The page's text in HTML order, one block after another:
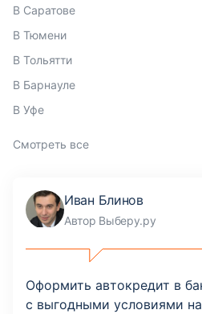
В Саратове
В Тюмени
В Тольятти
В Барнауле
В Уфе
Смотреть все
Иван Блинов
Автор Выберу.ру
Оформить автокредит в
с выгодными условиями